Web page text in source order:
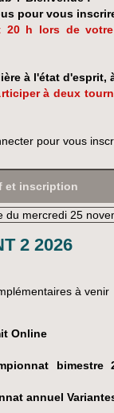
pour vous
20 h lors de
à l'état
à deux
pour vous
et inscription
2 2026
à venir
Online
bimestre
annuel